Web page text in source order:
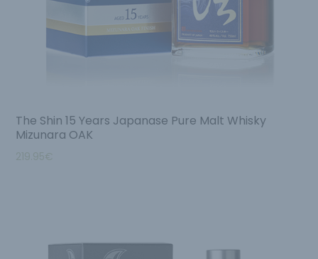
The Shin 15 Years Japanase Pure Malt Whisky
Mizunara OAK
219.95€